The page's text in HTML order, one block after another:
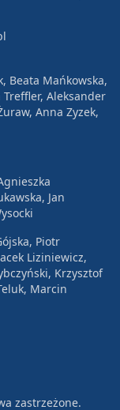
Beata Mańkowska,
Treffler, Aleksander
Anna Zyzek,
Jan
Piotr
Liziniewicz,
Krzysztof
Marcin
zastrzeżone.